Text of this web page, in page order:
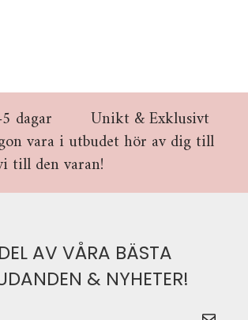
dagar
Unikt & Exklusivt
vara i utbudet hör av dig till
till den varan!
AV VÅRA BÄSTA
& NYHETER!